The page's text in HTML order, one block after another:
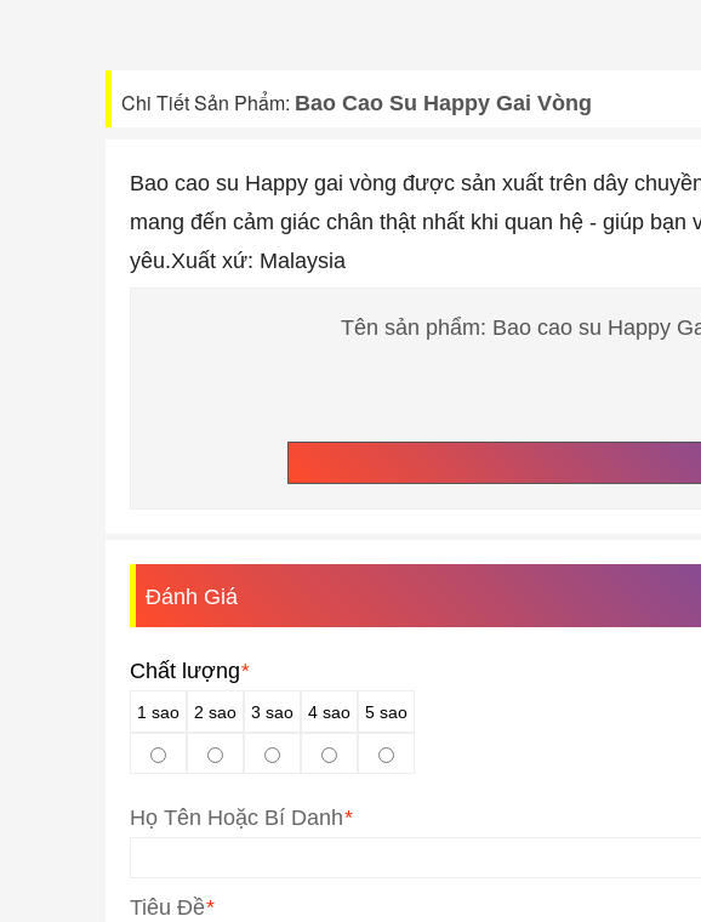
Chi Tiết Sản Phẩm: Bao Cao Su Happy Gai Vòng
Bao cao su Happy gai vòng được sản xuất trên dây
mang đến cảm giác chân thật nhất khi quan hệ - giúp
yêu.Xuất xứ: Malaysia
Tên sản phẩm: Bao cao su Happy
Đánh Giá
Chất lượng*
1 sao 2 sao 3 sao 4 sao 5 sao
*
Họ Tên Hoặc Bí Danh
*
Tiêu Đề